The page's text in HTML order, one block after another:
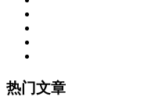
热门文章